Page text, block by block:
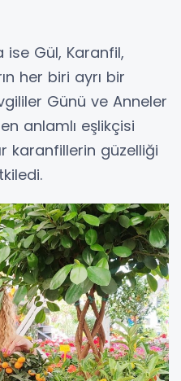
Gül, Karanfil,
her biri ayrı bir
Günü ve Anneler
anlamlı eşlikçisi
karanfillerin güzelliği